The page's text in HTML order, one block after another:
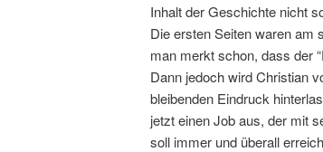
Inhalt der Geschichte nicht
Die ersten Seiten waren am
man merkt schon, dass der
Dann jedoch wird Christian
bleibenden Eindruck
jetzt einen Job aus, der mit
soll immer und überall